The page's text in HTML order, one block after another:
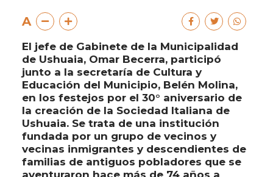
A
El jefe de Gabinete de la Municipalidad
de Ushuaia, Omar Becerra, participó
junto a la secretaría de Cultura y
Educación del Municipio, Belén Molina,
en los festejos por el 30° aniversario de
la creación de la Sociedad Italiana de
Ushuaia. Se trata de una institución
fundada por un grupo de vecinos y
vecinas inmigrantes y descendientes de
familias de antiguos pobladores que se
aventuraron hace más de 74 años a